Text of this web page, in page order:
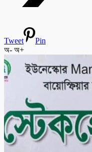
Tweet
Pin
অ- অ+